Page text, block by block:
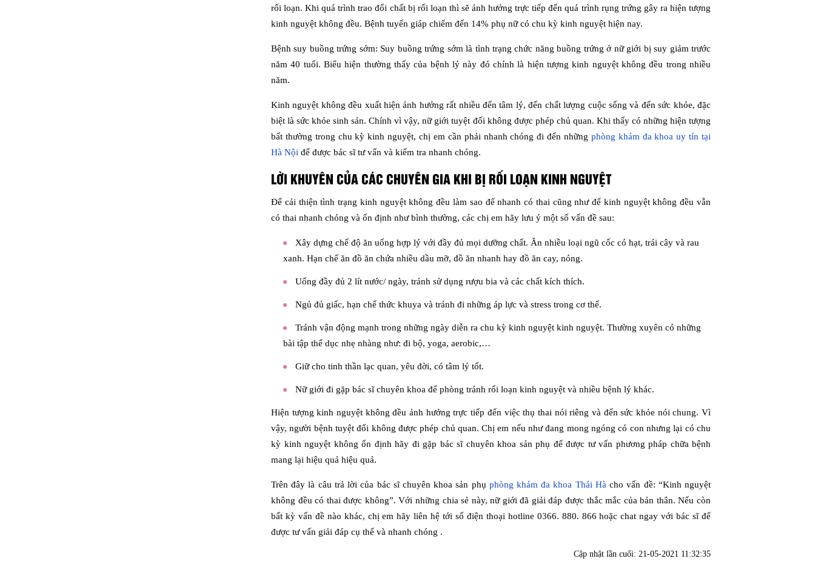
rối loạn. Khi quá trình trao đổi chất bị rối loạn thì sẽ ảnh hưởng trực tiếp đến quá trình rụng trứng gây ra hiện tượng
kinh nguyệt không đều. Bệnh tuyến giáp chiếm đến 14% phụ nữ có chu kỳ kinh nguyệt hiện nay.
Bệnh suy buồng trứng sớm: Suy buồng trứng sớm là tình trạng chức năng buồng trứng ở nữ giới bị suy giảm trước
năm 40 tuổi. Biểu hiện thường thấy của bệnh lý này đó chính là hiện tượng kinh nguyệt không đều trong nhiều
năm.
Kinh nguyệt không đều xuất hiện ảnh hưởng rất nhiều đến tâm lý, đến chất lượng cuộc sống và đến sức khỏe, đặc
biệt là sức khỏe sinh sản. Chính vì vậy, nữ giới tuyệt đối không được phép chủ quan. Khi thấy có những hiện tượng
bất thường trong chu kỳ kinh nguyệt, chị em cần phải nhanh chóng đi đến những phòng khám đa khoa uy tín tại
Hà Nội để được bác sĩ tư vấn và kiểm tra nhanh chóng.
LỜI KHUYÊN CỦA CÁC CHUYÊN GIA KHI BỊ RỐI LOẠN KINH NGUYỆT
Để cải thiện tình trạng kinh nguyệt không đều làm sao để nhanh có thai cũng như để kinh nguyệt không đều vẫn
có thai nhanh chóng và ổn định như bình thường, các chị em hãy lưu ý một số vấn đề sau:
Xây dựng chế độ ăn uống hợp lý với đầy đủ mọi dưỡng chất. Ăn nhiều loại ngũ cốc có hạt, trái cây và rau
xanh. Hạn chế ăn đồ ăn chứa nhiều dầu mỡ, đồ ăn nhanh hay đồ ăn cay, nóng.
Uống đầy đủ 2 lít nước/ ngày, tránh sử dụng rượu bia và các chất kích thích.
Ngủ đủ giấc, hạn chế thức khuya và tránh đi những áp lực và stress trong cơ thể.
Tránh vận động mạnh trong những ngày diễn ra chu kỳ kinh nguyệt kinh nguyệt. Thường xuyên có những
bài tập thể dục nhẹ nhàng như: đi bộ, yoga, aerobic,…
Giữ cho tinh thần lạc quan, yêu đời, có tâm lý tốt.
Nữ giới đi gặp bác sĩ chuyên khoa để phòng tránh rối loạn kinh nguyệt và nhiều bệnh lý khác.
Hiện tượng kinh nguyệt không đều ảnh hưởng trực tiếp đến việc thụ thai nói riêng và đến sức khỏe nói chung. Vì
vậy, người bệnh tuyệt đối không được phép chủ quan. Chị em nếu như đang mong ngóng có con nhưng lại có chu
kỳ kinh nguyệt không ổn định hãy đi gặp bác sĩ chuyên khoa sản phụ để được tư vấn phương pháp chữa bệnh
mang lại hiệu quả hiệu quả.
Trên đây là câu trả lời của bác sĩ chuyên khoa sản phụ phòng khám đa khoa Thái Hà cho vấn đề: “Kinh nguyệt
không đều có thai được không”. Với những chia sẻ này, nữ giới đã giải đáp được thắc mắc của bản thân. Nếu còn
bất kỳ vấn đề nào khác, chị em hãy liên hệ tới số điện thoại hotline 0366. 880. 866 hoặc chat ngay với bác sĩ để
được tư vấn giải đáp cụ thể và nhanh chóng .
Cập nhật lần cuối: 21-05-2021 11:32:35